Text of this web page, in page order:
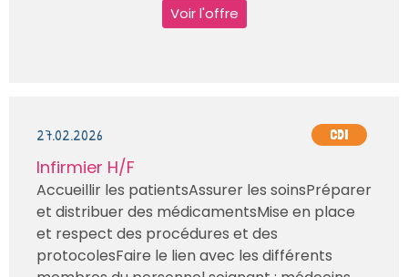
Voir l'offre
27.02.2026 CDI
Infirmier H/F
Accueillir les patientsAssurer les soinsPréparer
et distribuer des médicamentsMise en place
et respect des procédures et des
protocolesFaire le lien avec les différents